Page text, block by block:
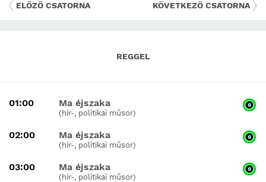
ELŐZŐ CSATORNA KÖVETKEZŐ CSATORNA
REGGEL
01:00 Ma éjszaka
(hír-, politikai műsor)
02:00 Ma éjszaka
(hír-, politikai műsor)
03:00 Ma éjszaka
(hír-, politikai műsor)